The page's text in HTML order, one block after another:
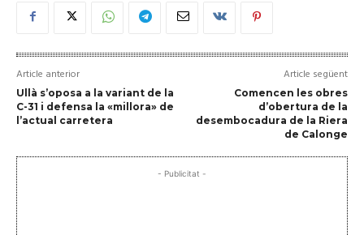
Article anterior
Ullà s’oposa a la variant de la
C-31 i defensa la «millora» de
l’actual carretera
Article següent
Comencen les obres
d’obertura de la
desembocadura de la Riera
de Calonge
- Publicitat -